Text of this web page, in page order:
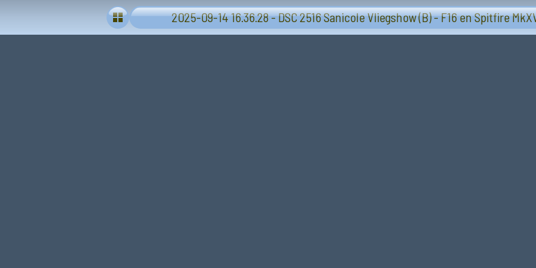
Vliegtuigen - Sanicole (B) 13 en 14 september
2025-09-14 16.36.28 - DSC 2516 Sanicole Vliegshow (B) - F16 en Spitfire